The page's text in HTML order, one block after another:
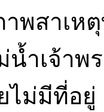
พสาเห
ำเจ้าพ
ไม่มีที่อยู่